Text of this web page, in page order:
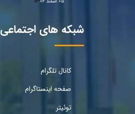
شبکه های اجتماعی
کانال تلگرام
صفحه اینستاگرام
توئیتر